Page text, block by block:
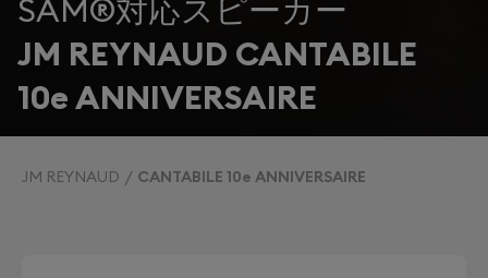
SAM®対応スピーカー
JM REYNAUD CANTABILE
10e ANNIVERSAIRE
JM REYNAUD CANTABILE 10e ANNIVERSAIRE